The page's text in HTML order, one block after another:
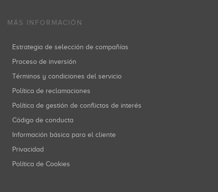
MÁS INFORMACIÓN
Estrategia de selección de compañías
Proceso de inversión
Términos y condiciones del servicio
Política de reclamaciones
Política de gestión de conflictos de interés
Código de conducta
Información básica para el cliente
Privacidad
Política de Cookies